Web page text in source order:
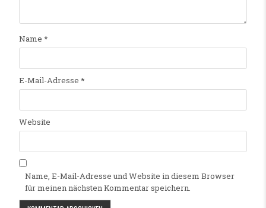
Name *
E-Mail-Adresse *
Website
Name, E-Mail-Adresse und Website in diesem Browser
für meinen nächsten Kommentar speichern.